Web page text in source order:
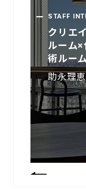
STAFF
クリエ
室長
中島和子
STAFF
クリエ
ルーム
術ルー
助永理